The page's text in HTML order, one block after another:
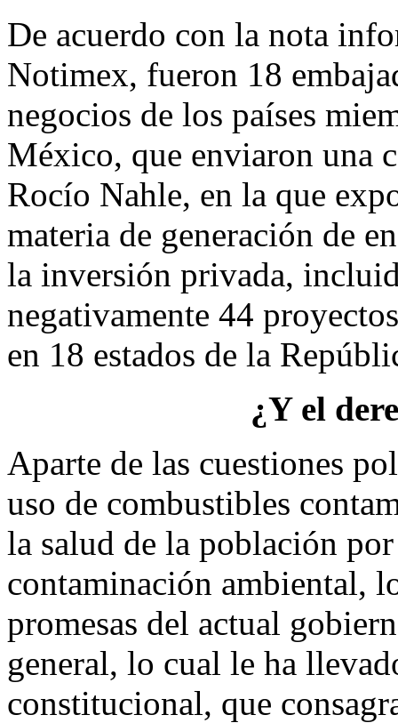
De acuerdo con la nota
Notimex, fueron 18
negocios de los países
México, que enviaron una
Rocío Nahle, en la que
materia de generación de
la inversión privada,
negativamente 44
en 18 estados de la
¿Y el
Aparte de las cuestiones
uso de combustibles
la salud de la población
contaminación ambiental,
promesas del actual
general, lo cual le ha
constitucional, que